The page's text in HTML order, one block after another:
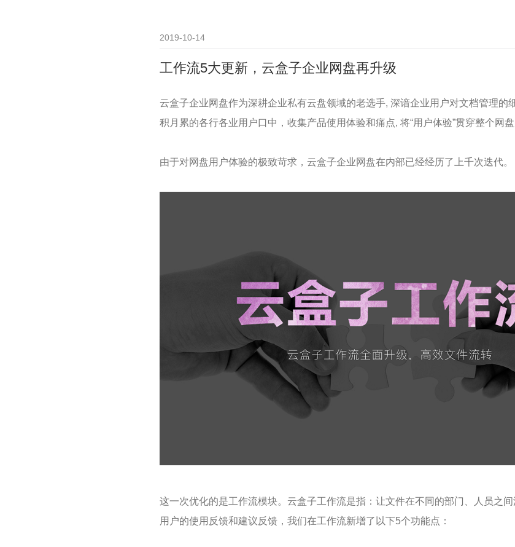
2019-10-14
工作流5大更新，云盒子企业网盘再升级
云盒子企业网盘作为深耕企业私有云盘领域的老选手, 深谙企业用户对文档管理的
积月累的各行各业用户口中，收集产品使用体验和痛点, 将“用户体验”贯穿整个网盘
由于对网盘用户体验的极致苛求，云盒子企业网盘在内部已经经历了上千次迭代。
这一次优化的是工作流模块。云盒子工作流是指：让文件在不同的部门、人员之
用户的使用反馈和建议反馈，我们在工作流新增了以下5个功能点：